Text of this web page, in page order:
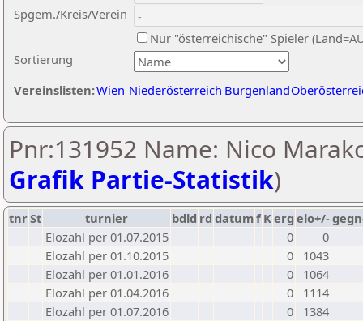
Sortierung
Spgem./Kreis/Verein
Nur "österreichische" Spieler
Vereinslisten:Wien Niederösterreich Burgenland
Pnr:131952 Name: Nico
Grafik Partie-Statistik)
tnrSt turnier bdld rd datumf Kerg elo+/-
Elozahl per 01.07.2015
0
0
Elozahl per 01.10.2015
0
1043
Elozahl per 01.01.2016
0
1064
Elozahl per 01.04.2016
0
1114
Elozahl per 01.07.2016
0
1384